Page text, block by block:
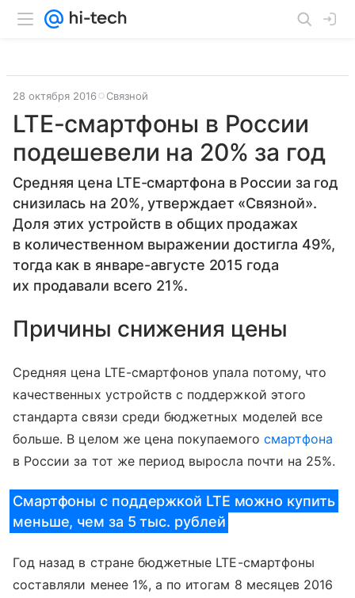
28 октября 2016 Связной
LTE-смартфоны в России
подешевели на 20% за год
Средняя цена LTE-смартфона в России за год
снизилась на 20%, утверждает «Связной».
Доля этих устройств в общих продажах
в количественном выражении достигла 49%,
тогда как в январе-августе 2015 года
их продавали всего 21%.
Причины снижения цены
Средняя цена LTE-смартфонов упала потому, что
качественных устройств с поддержкой этого
стандарта связи среди бюджетных моделей все
больше. В целом же цена покупаемого смартфона
в России за тот же период выросла почти на 25%.
Смартфоны с поддержкой LTE можно купить
меньше, чем за 5 тыс. рублей
Год назад в стране бюджетные LTE-смартфоны
составляли менее 1%, а по итогам 8 месяцев 2016